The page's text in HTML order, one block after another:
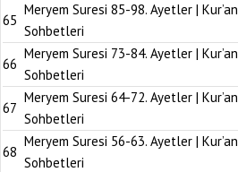
65
Meryem Suresi 85-98. Ayetler | Kur’an
Sohbetleri
66
Meryem Suresi 73-84. Ayetler | Kur’an
Sohbetleri
67
Meryem Suresi 64-72. Ayetler | Kur’an
Sohbetleri
68
Meryem Suresi 56-63. Ayetler | Kur’an
Sohbetleri